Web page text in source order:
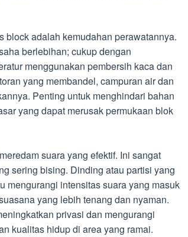
block adalah kemudahan perawatannya.
berlebihan; cukup dengan
menggunakan pembersih kaca dan
yang membandel, campuran air dan
Penting untuk menghindari bahan
yang dapat merusak permukaan blok
suara yang efektif. Ini sangat
sering bising. Dinding atau partisi yang
mengurangi intensitas suara yang masuk
yang lebih tenang dan nyaman.
privasi dan mengurangi
kualitas hidup di area yang ramai.